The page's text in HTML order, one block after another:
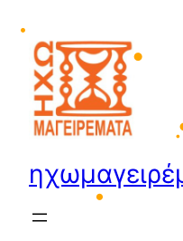
•
•
περιεχόμενο